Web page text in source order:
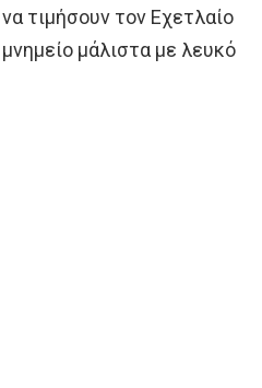
τιμήσουν τον Εχετλαίο
μάλιστα με λευκό